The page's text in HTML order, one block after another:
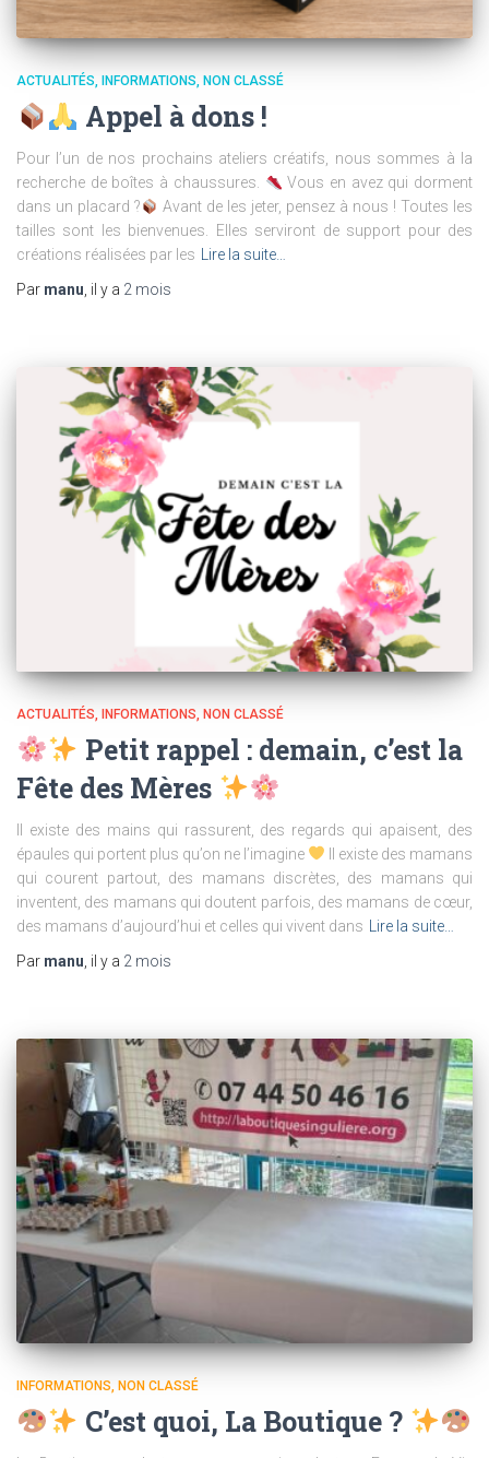
ACTUALITÉS INFORMATIONS NON CLASSÉ
Appel à dons !
Pour l’un de nos prochains ateliers créatifs, nous sommes à la
recherche de boîtes à chaussures.
Vous en avez qui dorment
dans un placard ?
Avant de les jeter, pensez à nous ! Toutes les
tailles sont les bienvenues. Elles serviront de support pour des
créations réalisées par les Lire la suite…
Par manu, il y a 2 mois
ACTUALITÉS INFORMATIONS NON CLASSÉ
Petit rappel : demain, c’est la
Fête des Mères
Il existe des mains qui rassurent, des regards qui apaisent, des
épaules qui portent plus qu’on ne l’imagine
Il existe des mamans
qui courent partout, des mamans discrètes, des mamans qui
inventent, des mamans qui doutent parfois, des mamans de cœur,
des mamans d’aujourd’hui et celles qui vivent dans
Lire la suite…
Par manu , il y a 2 mois
INFORMATIONS NON CLASSÉ
C’est quoi, La Boutique ?